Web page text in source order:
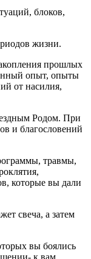
блоков,
жизни.
прошлых
опыт, опыты
от насилия,
Родом. При
и благословений
травмы,
которые вы дали
свеча, а затем
вы боялись